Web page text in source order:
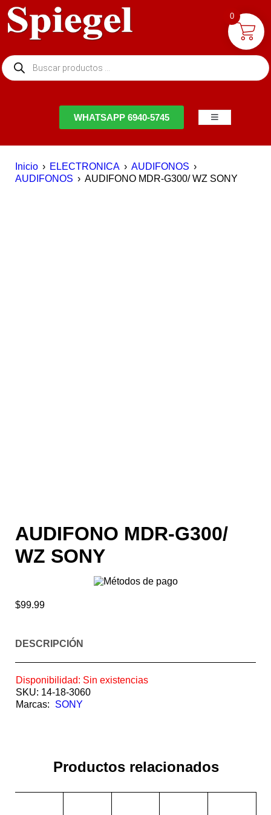
WHATSAPP 6940-5745
Inicio › ELECTRONICA › AUDIFONOS ›
AUDIFONOS › AUDIFONO MDR-G300/ WZ SONY
AUDIFONO MDR-G300/
WZ SONY
$99.99
DESCRIPCIÓN
Disponibilidad: Sin existencias
SKU: 14-18-3060
Marcas:
SONY
Productos relacionados
0